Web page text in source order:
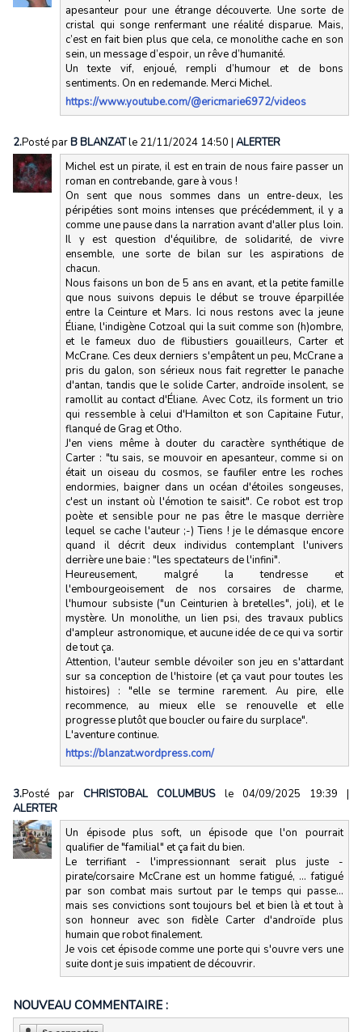
apesanteur pour une étrange découverte. Une sorte de
cristal qui songe renfermant une réalité disparue. Mais,
c’est en fait bien plus que cela, ce monolithe cache en son
sein, un message d’espoir, un rêve d’humanité.
Un texte vif, enjoué, rempli d’humour et de bons
sentiments. On en redemande. Merci Michel.
https://www.youtube.com/@ericmarie6972/videos
2.Posté parB BLANZATle 21/11/2024 14:50 | ALERTER
Michel est un pirate, il est en train de nous faire passer un
roman en contrebande, gare à vous !
On sent que nous sommes dans un entre-deux, les
péripéties sont moins intenses que précédemment, il y a
comme une pause dans la narration avant d'aller plus loin.
Il y est question d'équilibre, de solidarité, de vivre
ensemble, une sorte de bilan sur les aspirations de
chacun.
Nous faisons un bon de 5 ans en avant, et la petite famille
que nous suivons depuis le début se trouve éparpillée
entre la Ceinture et Mars. Ici nous restons avec la jeune
Éliane, l'indigène Cotzoal qui la suit comme son (h)ombre,
et le fameux duo de flibustiers gouailleurs, Carter et
McCrane. Ces deux derniers s'empâtent un peu, McCrane a
pris du galon, son sérieux nous fait regretter le panache
d'antan, tandis que le solide Carter, androïde insolent, se
ramollit au contact d'Éliane. Avec Cotz, ils forment un trio
qui ressemble à celui d'Hamilton et son Capitaine Futur,
flanqué de Grag et Otho.
J'en viens même à douter du caractère synthétique de
Carter : "tu sais, se mouvoir en apesanteur, comme si on
était un oiseau du cosmos, se faufiler entre les roches
endormies, baigner dans un océan d'étoiles songeuses,
c'est un instant où l'émotion te saisit". Ce robot est trop
poète et sensible pour ne pas être le masque derrière
lequel se cache l'auteur ;-) Tiens ! je le démasque encore
quand il décrit deux individus contemplant l'univers
derrière une baie : "les spectateurs de l'infini".
Heureusement, malgré la tendresse et
l'embourgeoisement de nos corsaires de charme,
l'humour subsiste ("un Ceinturien à bretelles", joli), et le
mystère. Un monolithe, un lien psi, des travaux publics
d'ampleur astronomique, et aucune idée de ce qui va sortir
de tout ça.
Attention, l'auteur semble dévoiler son jeu en s'attardant
sur sa conception de l'histoire (et ça vaut pour toutes les
histoires) : "elle se termine rarement. Au pire, elle
recommence, au mieux elle se renouvelle et elle
progresse plutôt que boucler ou faire du surplace".
L'aventure continue.
https://blanzat.wordpress.com/
3.Posté parCHRISTOBAL COLUMBUS le 04/09/2025 19:39|
ALERTER
Un épisode plus soft, un épisode que l'on pourrait
qualifier de "familial" et ça fait du bien.
Le terrifiant - l'impressionnant serait plus juste -
pirate/corsaire McCrane est un homme fatigué, ... fatigué
par son combat mais surtout par le temps qui passe...
mais ses convictions sont toujours bel et bien là et tout à
son honneur avec son fidèle Carter d'androïde plus
humain que robot finalement.
Je vois cet épisode comme une porte qui s'ouvre vers une
suite dont je suis impatient de découvrir.
NOUVEAU COMMENTAIRE :